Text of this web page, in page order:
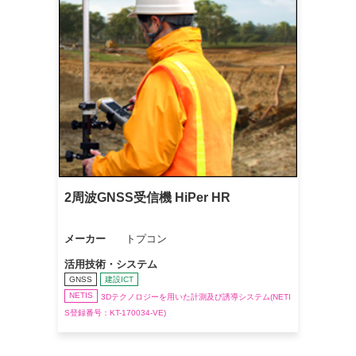
2周波GNSS受信機 HiPer HR
メーカー トプコン
活用技術・システム
GNSS
建設ICT
NETIS
3Dテクノロジーを用いた計測及び誘導システム(NETI
S登録番号：KT-170034-VE)